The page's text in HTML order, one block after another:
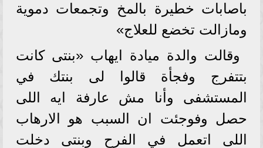
باصابات خطيرة بالمخ وتجمعات دموية
ومازالت تخضع للعلاج»
وقالت والدة ميادة ايهاب «بنتى كانت
بتتفرج وفجأة قالوا لى بنتك في
المستشفى وأنا مش عارفة ايه اللى
حصل وفوجئت ان السبب هو الارهاب
اللى اتعمل في الفرح وبنتى دخلت